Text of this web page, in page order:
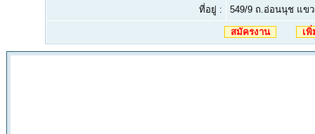
ที่อยู่ : 549/9 ถ.อ่อนนุช แขว
สมัครงาน เ